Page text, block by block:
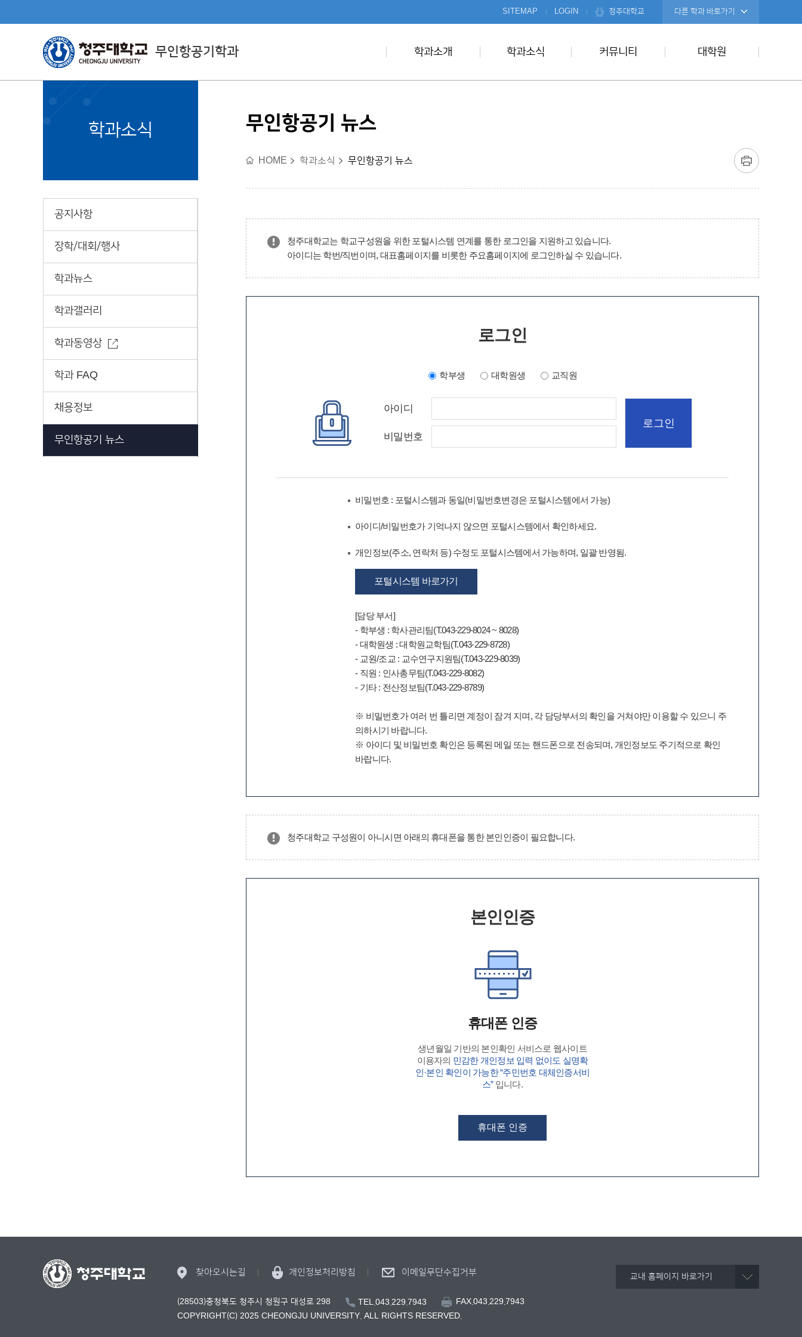
무인항공기학과
SITEMAP LOGIN 청주대학교 다른 학과 바로가기
Department Directly
Managed By CJU
학과소개 학과소식 커뮤니티 대학원
학과소식
공지사항
장학/대회/행사
학과뉴스
학과갤러리
학과동영상
학과 FAQ
채용정보
무인항공기 뉴스
무인항공기 뉴스
HOME 학과소식 무인항공기 뉴스
청주대학교는 학교구성원을 위한 포털시스템 연계를 통한 로그인을 지원하고 있습니다.
아이디는 학번/직번이며, 대표홈페이지를 비롯한 주요홈페이지에 로그인하실 수 있습니다.
로그인
학부생 대학원생 교직원
아이디
비밀번호
비밀번호 : 포털시스템과 동일(비밀번호변경은 포털시스템에서 가능)
아이디/비밀번호가 기억나지 않으면 포털시스템에서 확인하세요.
개인정보(주소, 연락처 등) 수정도 포털시스템에서 가능하며, 일괄 반영됨.
포털시스템 바로가기
[담당 부서]
- 학부생 : 학사관리팀(T.043-229-8024 ~ 8028)
- 대학원생 : 대학원교학팀(T.043-229-8728)
- 교원/조교 : 교수연구지원팀(T.043-229-8039)
- 직원 : 인사총무팀(T.043-229-8082)
- 기타 : 전산정보팀(T.043-229-8789)
※ 비밀번호가 여러 번 틀리면 계정이 잠겨 지며, 각 담당부서의 확인을 거쳐야만 이용할 수 있으니 주
의하시기 바랍니다.
※ 아이디 및 비밀번호 확인은 등록된 메일 또는 핸드폰으로 전송되며, 개인정보도 주기적으로 확인
바랍니다.
청주대학교 구성원이 아니시면 아래의 휴대폰을 통한 본인인증이 필요합니다.
본인인증
휴대폰 인증
생년월일 기반의 본인확인 서비스로 웹사이트
이용자의 민감한 개인정보 입력 없이도 실명확
인·본인 확인이 가능한 “주민번호 대체인증서비
스”입니다.
휴대폰 인증
교내 홈페이지 바로가기
찾아오시는길 개인정보처리방침 이메일무단수집거부
(28503)충청북도 청주시 청원구 대성로 298 TEL.043.229.7943
FAX.043.229.7943
COPYRIGHT(C) 2025 CHEONGJU UNIVERSITY. ALL RIGHTS RESERVED.